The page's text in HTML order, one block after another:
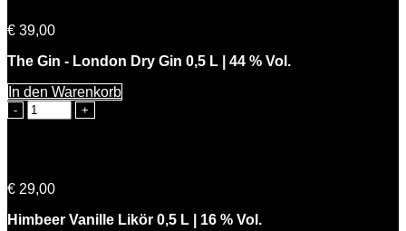
€ 39,00
The Gin - London Dry Gin 0,5 L | 44 % Vol.
In den Warenkorb
The
Gin
Gin
€ 29,00
Himbeer Vanille Likör 0,5 L | 16 % Vol.